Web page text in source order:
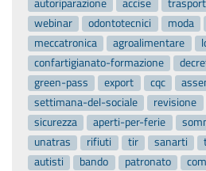
webinar
odontotecnici moda
meccatronica
agroalimentare
confartigianato-formazione
green-pass
export cqc
settimana-del-sociale
revisione
sicurezza
aperti-per-ferie
unatras
rifiuti tir sanarti
autisti
bando patronato